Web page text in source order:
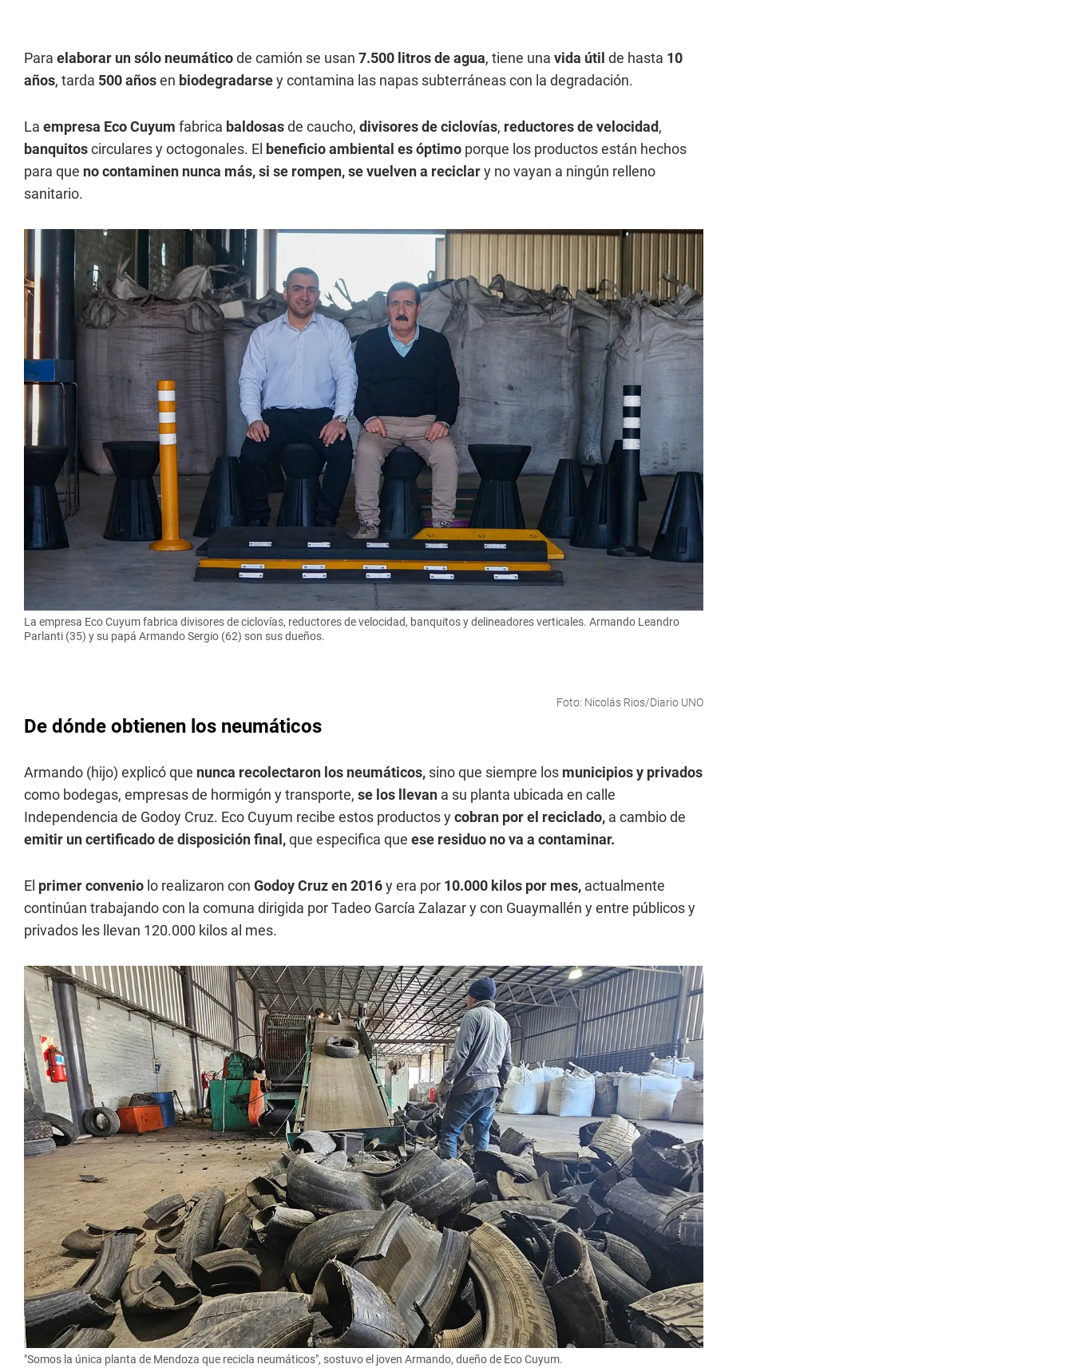
Para elaborar un sólo neumáticode camión se usan 7.500 litros de agua, tiene una vida útil de hasta 10
años, tarda 500 añosen biodegradarsey contamina las napas subterráneas con la degradación.
La empresa Eco Cuyum fabrica baldosasde caucho, divisores de ciclovías, reductores de velocidad,
banquitoscirculares y octogonales. El beneficio ambiental es óptimo porque los productos están hechos
para que no contaminen nunca más, si se rompen, se vuelven a reciclary no vayan a ningún relleno
sanitario.
La empresa Eco Cuyum fabrica divisores de ciclovías, reductores de velocidad, banquitos y delineadores verticales. Armando Leandro
Parlanti (35) y su papá Armando Sergio (62) son sus dueños.
Foto: Nicolás Rios/Diario UNO
De dónde obtienen los neumáticos
Armando (hijo) explicó que nunca recolectaron los neumáticos, sino que siempre los municipios y privados
como bodegas, empresas de hormigón y transporte, se los llevan a su planta ubicada en calle
Independencia de Godoy Cruz. Eco Cuyum recibe estos productos ycobran por el reciclado, a cambio de
emitir un certificado de disposición final,que especifica que ese residuo no va a contaminar.
El primer convenio lo realizaron con Godoy Cruz en 2016y era por 10.000 kilos por mes, actualmente
continúan trabajando con la comuna dirigida por Tadeo García Zalazar y con Guaymallén y entre públicos y
privados les llevan 120.000 kilos al mes.
"Somos la única planta de Mendoza que recicla neumáticos", sostuvo el joven Armando, dueño de Eco Cuyum.